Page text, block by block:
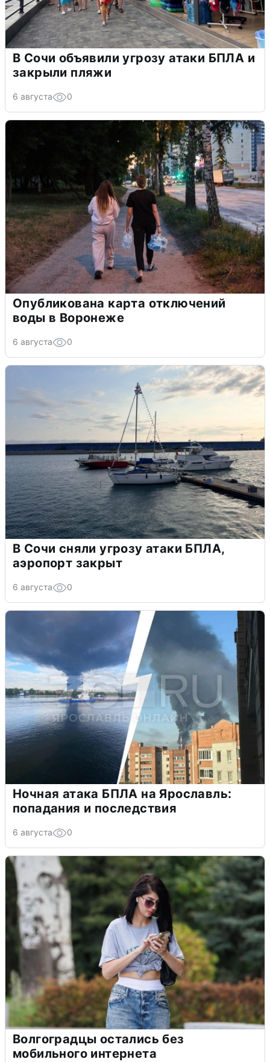
В Сочи объявили угрозу атаки БПЛА и
закрыли пляжи
6 августа 0
Опубликована карта отключений
воды в Воронеже
6 августа 0
В Сочи сняли угрозу атаки БПЛА,
аэропорт закрыт
6 августа 0
Ночная атака БПЛА на Ярославль:
попадания и последствия
6 августа 0
Волгоградцы остались без
мобильного интернета